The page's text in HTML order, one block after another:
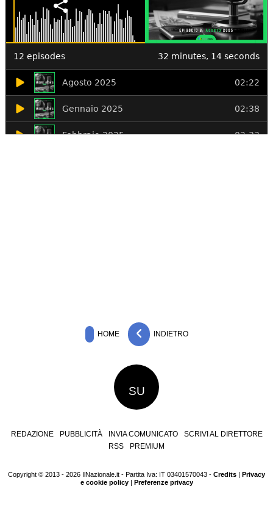
HOME INDIETRO
SU
REDAZIONE PUBBLICITÀ INVIA COMUNICATO
SCRIVI AL DIRETTORE
RSS
PREMIUM
Copyright © 2013 - 2026 IlNazionale.it - Partita Iva: IT 03401570043 - Credits | Privacy
e cookie policy| Preferenze privacy